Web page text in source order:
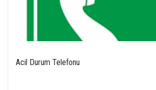
Acil Durum Telefonu